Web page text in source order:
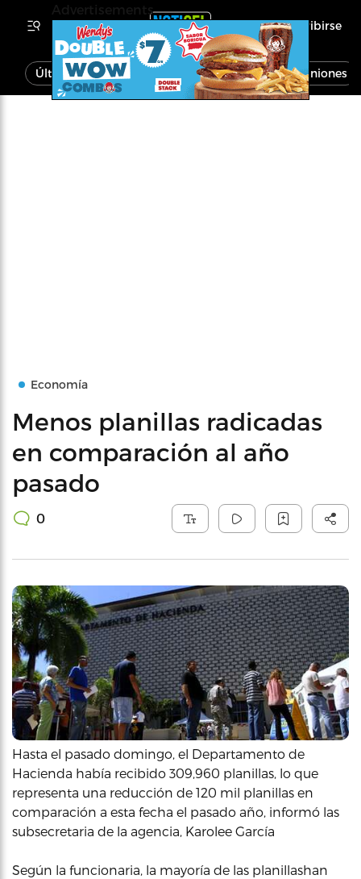
Inscribirse
Última Hora Noticias Economía Opiniones
Economía
Menos planillas radicadas
en comparación al año
pasado
0
Hasta el pasado domingo, el Departamento de
Hacienda había recibido 309,960 planillas, lo que
representa una reducción de 120 mil planillas en
comparación a esta fecha el pasado año, informó las
subsecretaria de la agencia, Karolee García
Según la funcionaria, la mayoría de las planillashan
Advertisements